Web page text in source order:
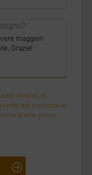
modulo di
miei dati personali ai
di aver preso